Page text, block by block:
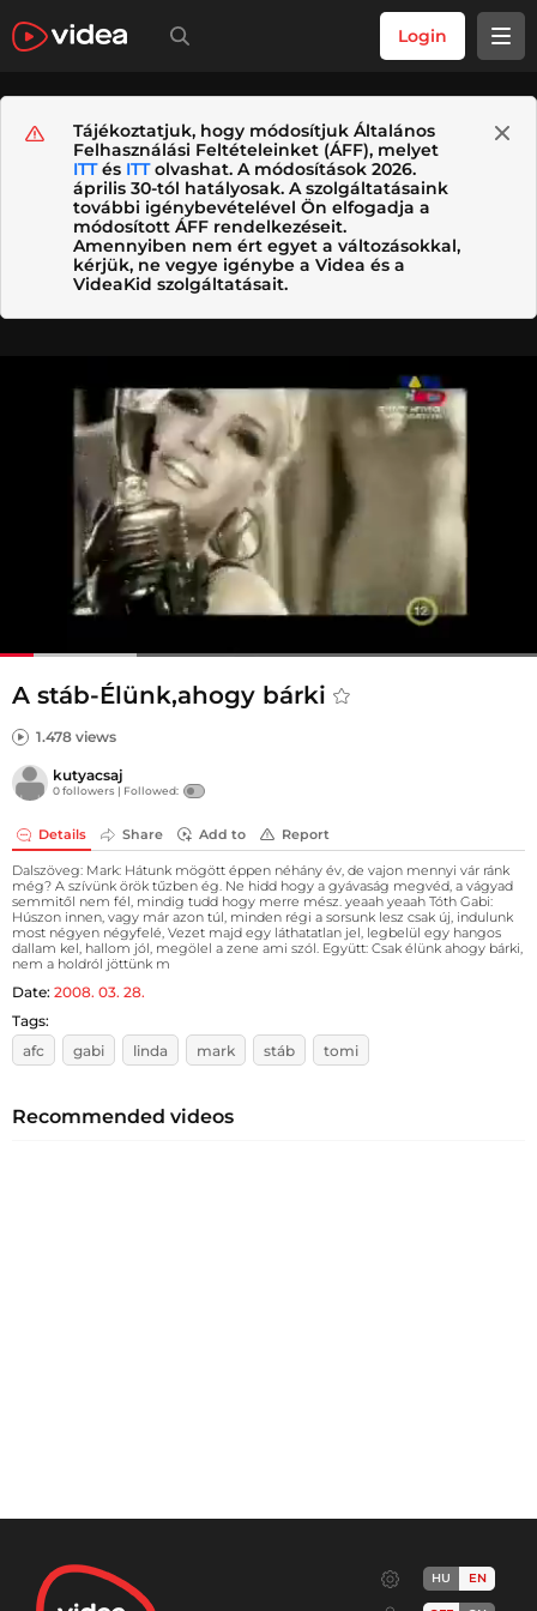
Login
Tájékoztatjuk, hogy módosítjuk Általános
Felhasználási Feltételeinket (ÁFF), melyet
ITTés ITTolvashat. A módosítások 2026.
április 30-tól hatályosak. A szolgáltatásaink
további igénybevételével Ön elfogadja a
módosított ÁFF rendelkezéseit.
Amennyiben nem ért egyet a változásokkal,
kérjük, ne vegye igénybe a Videa és a
VideaKid szolgáltatásait.
A stáb-Élünk,ahogy bárki
1.478 views
kutyacsaj
0 followers | Followed:
Details Share Add to Report
Dalszöveg: Mark: Hátunk mögött éppen néhány év, de vajon mennyi vár ránk
még? A szívünk örök tűzben ég. Ne hidd hogy a gyávaság megvéd, a vágyad
semmitől nem fél, mindig tudd hogy merre mész. yeaah yeaah Tóth Gabi:
Húszon innen, vagy már azon túl, minden régi a sorsunk lesz csak új, indulunk
most négyen négyfelé, Vezet majd egy láthatatlan jel, legbelül egy hangos
dallam kel, hallom jól, megölel a zene ami szól. Együtt: Csak élünk ahogy bárki,
nem a holdról jöttünk m
Date: 2008. 03. 28.
Tags:
afc
gabi linda mark stáb tomi
Recommended videos
HU EN